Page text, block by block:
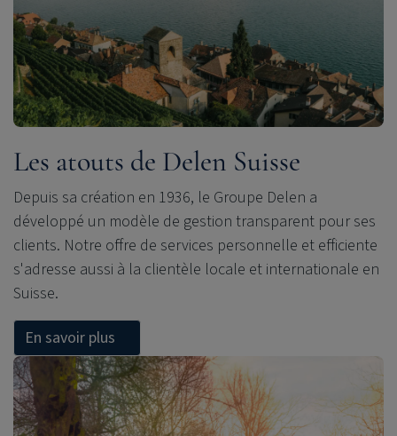
Les atouts de Delen Suisse
Depuis sa création en 1936, le Groupe Delen a
développé un modèle de gestion transparent pour ses
clients. Notre offre de services personnelle et efficiente
s'adresse aussi à la clientèle locale et internationale en
Suisse.
En savoir plus